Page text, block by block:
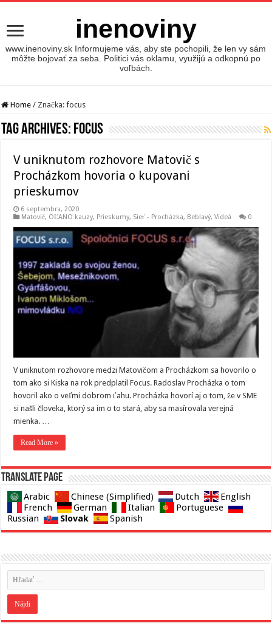
inenoviny
www.inenoviny.sk Informujeme vás, aby ste pochopili, že len vy sám
môžte bojovať za seba. Politici vás oklamu, využijú a odkopnú po
voľbách.
Home / Značka:focus
Tag Archives: focus
V uniknutom rozhovore Matovič s
Procházkom hovoria o kupovani
prieskumov
6 septembra, 2020
Matovič, OĽANO kauzy, Prieskumy, Sieť - Procházka, Beblavý,Videá 0
V uniknutom rozhovore medzi Matovičom a Procházkom sa hovorilo o
tom ako si Kiska na rok predplatil Focus. Radoslav Procházka o tom
hovoril ako o veľmi dobrom ťahu. Procházka hovorí aj o tom, že v SME
si našli človeka, ktorý sa im o to stará, aby sa masírovala verejná
mienka. …
Read More »
Translate page
Arabic Chinese (Simplified) Dutch
English
French
German Italian
Portuguese
Russian
Slovak Spanish